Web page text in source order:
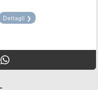
Dettagli ❯